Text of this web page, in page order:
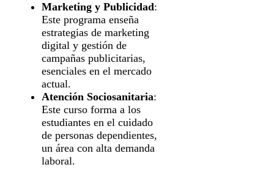
Marketing y Publicidad:
Este programa enseña
estrategias de marketing
digital y gestión de
campañas publicitarias,
esenciales en el mercado
actual.
Atención Sociosanitaria:
Este curso forma a los
estudiantes en el cuidado
de personas dependientes,
un área con alta demanda
laboral.